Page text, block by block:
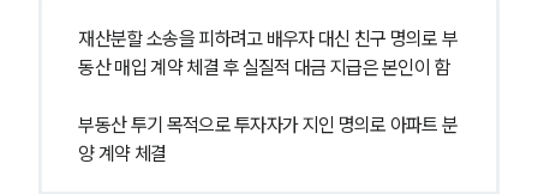
재산분할 소송을 피하려고 배우자 대신 친구 명의로 부
동산 매입 계약 체결 후 실질적 대금 지급은 본인이 함
부동산 투기 목적으로 투자자가 지인 명의로 아파트 분
양 계약 체결